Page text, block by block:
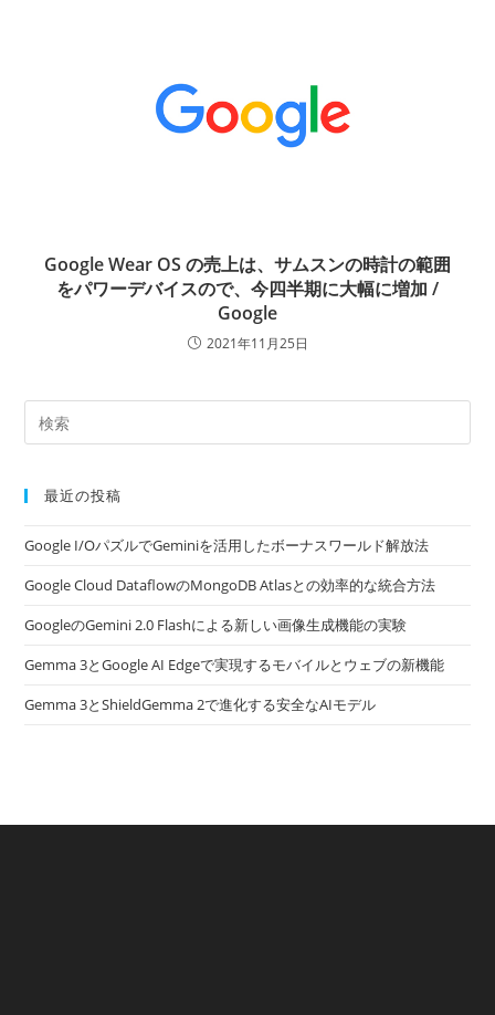
Google Wear OS の売上は、サムスンの時計の範囲
をパワーデバイスので、今四半期に大幅に増加 /
Google
2021年11月25日
最近の投稿
Google I/OパズルでGeminiを活用したボーナスワールド解放法
Google Cloud DataflowのMongoDB Atlasとの効率的な統合方法
GoogleのGemini 2.0 Flashによる新しい画像生成機能の実験
Gemma 3とGoogle AI Edgeで実現するモバイルとウェブの新機能
Gemma 3とShieldGemma 2で進化する安全なAIモデル